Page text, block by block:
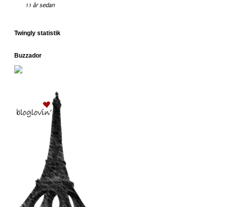
11 år sedan
Twingly statistik
Buzzador